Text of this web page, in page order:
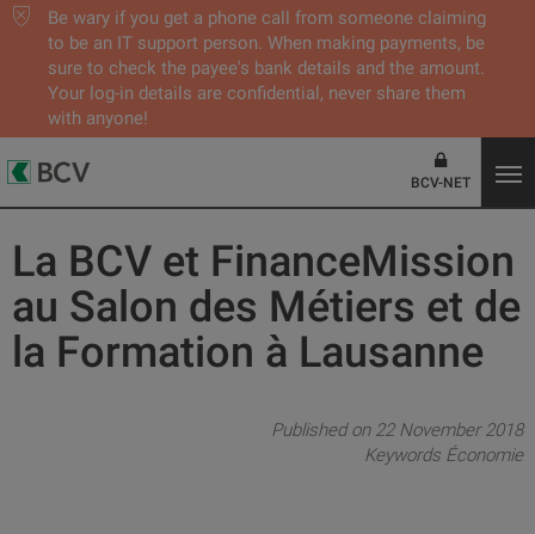
Be wary if you get a phone call from someone claiming
to be an IT support person. When making payments, be
sure to check the payee's bank details and the amount.
Your log-in details are confidential, never share them
with anyone!
BCV-NET
La BCV et FinanceMission
au Salon des Métiers et de
la Formation à Lausanne
Published on 22 November 2018
Keywords Économie